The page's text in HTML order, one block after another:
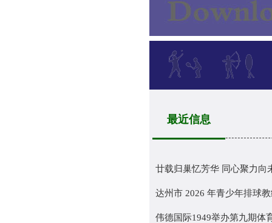
最近信息
廿载归巢忆芳华 同心聚力
达州市 2026 年青少年排球
伟德国际1949举办第九期体